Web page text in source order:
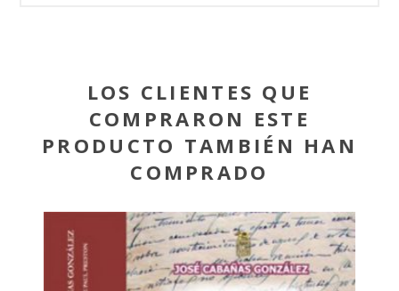
LOS CLIENTES QUE
COMPRARON ESTE
PRODUCTO TAMBIÉN HAN
COMPRADO